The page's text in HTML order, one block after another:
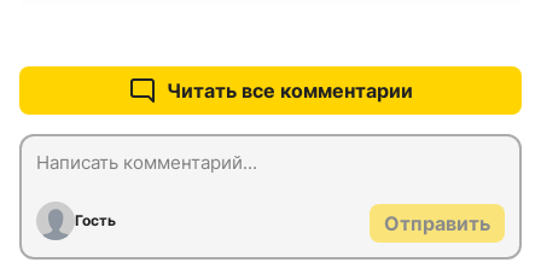
Читать все комментарии
Гость Отправить